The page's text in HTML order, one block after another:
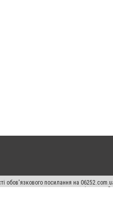
посилання на
виняткових прав переслідується